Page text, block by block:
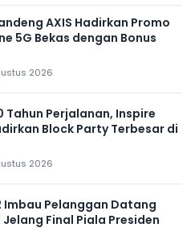
AXIS Hadirkan Promo
5G Bekas dengan Bonus
2026
Tahun Perjalanan, Inspire
Block Party Terbesar di
2026
Imbau Pelanggan Datang
Jelang Final Piala Presiden